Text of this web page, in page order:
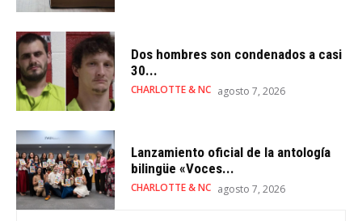
Dos hombres son condenados a casi
30...
CHARLOTTE & NC agosto 7, 2026
Lanzamiento oficial de la antología
bilingüe «Voces...
CHARLOTTE & NC agosto 7, 2026